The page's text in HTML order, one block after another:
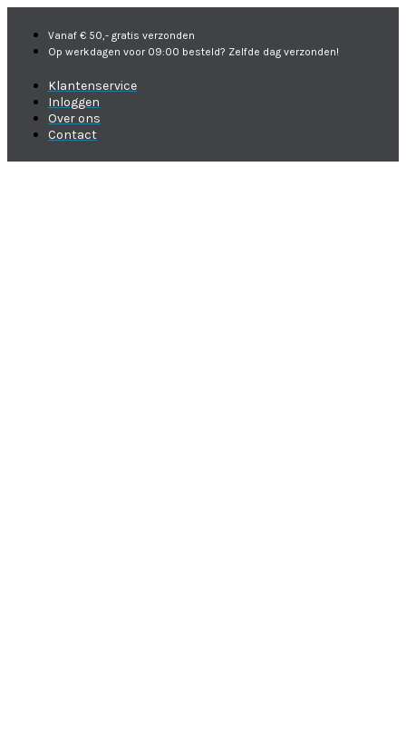
Vanaf € 50,- gratis verzonden
Op werkdagen voor 09:00 besteld? Zelfde dag verzonden!
Klantenservice
Inloggen
Over ons
Contact